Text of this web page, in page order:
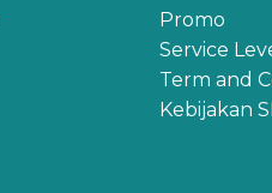
Promo
Service
Term and
Kebijakan